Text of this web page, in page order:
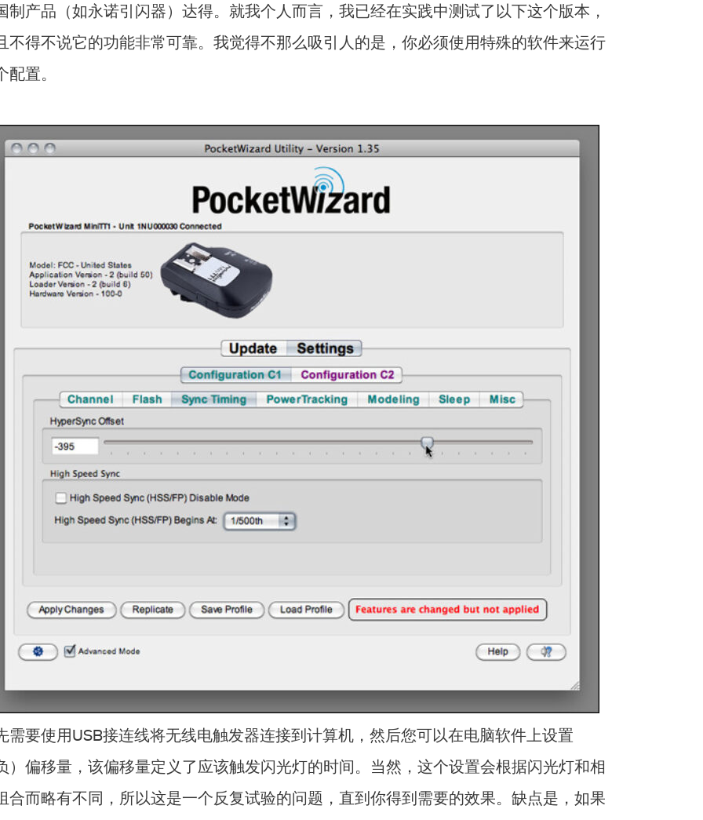
制产品（如永诺引闪器）达得。就我个人而言，我已经在实践中测试了以下这个版本，
不得不说它的功能非常可靠。我觉得不那么吸引人的是，你必须使用特殊的软件来运行
配置。
需要使用USB接连线将无线电触发器连接到计算机，然后您可以在电脑软件上设置
）偏移量，该偏移量定义了应该触发闪光灯的时间。当然，这个设置会根据闪光灯和相
合而略有不同，所以这是一个反复试验的问题，直到你得到需要的效果。缺点是，如果